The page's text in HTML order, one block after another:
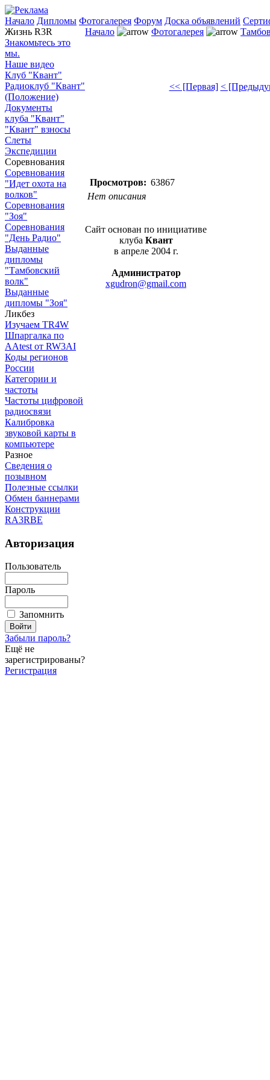
Начало Дипломы Фотогалерея Форум Доска объявлений
Жизнь R3R
Знакомьтесь это
мы.
Наше видео
Клуб "Квант"
Радиоклуб "Квант"
(Положение)
Документы
клуба "Квант"
"Квант" взносы
Слеты
Экспедиции
Соревнования
Соревнования
"Идет охота на
волков"
Соревнования
"Зоя"
Соревнования
"День Радио"
Выданные
дипломы
"Тамбовский
волк"
Выданные
дипломы "Зоя"
Ликбез
Изучаем TR4W
Шпаргалка по
AAtest от RW3AI
Коды регионов
России
Категории и
частоты
Частоты цифровой
радиосвязи
Калибровка
звуковой карты в
компьютере
Разное
Сведения о
позывном
Полезные ссылки
Обмен баннерами
Конструкции
RA3RBE
Авторизация
Пользователь
Пароль
Запомнить
Забыли пароль?
Ещё не
зарегистрированы?
Регистрация
Начало Фотогалерея
<< [Первая] <
Просмотров: 63867
Нет описания
Сайт основан по инициативе
клуба Квант
в апреле 2004 г.
Администратор
xgudron@gmail.com